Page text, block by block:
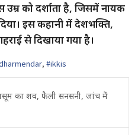
उम्र को दर्शाता है, जिसमें नायक
इस कहानी में देशभक्ति,
से दिखाया गया है।
, #ikkis
का शव, फैली सनसनी, जांच में